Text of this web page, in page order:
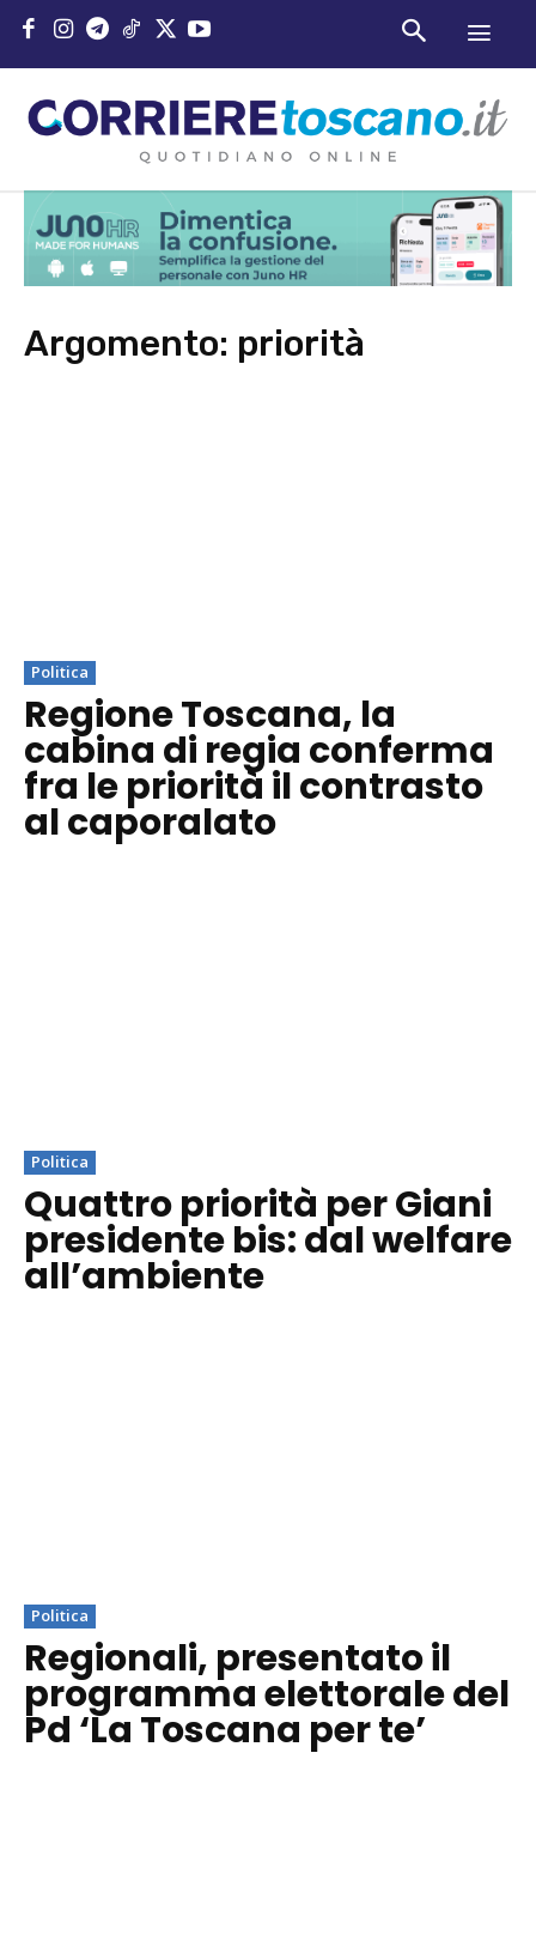
Argomento: priorità
Politica
Regione Toscana, la
cabina di regia conferma
fra le priorità il contrasto
al caporalato
Politica
Quattro priorità per Giani
presidente bis: dal welfare
all’ambiente
Politica
Regionali, presentato il
programma elettorale del
Pd ‘La Toscana per te’